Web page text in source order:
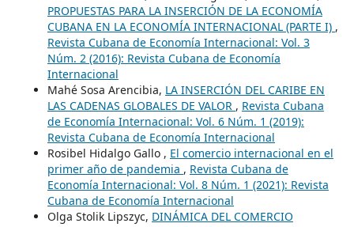
PROPUESTAS PARA LA INSERCIÓN DE LA ECONOMÍA
CUBANA EN LA ECONOMÍA INTERNACIONAL (PARTE I) ,
Revista Cubana de Economía Internacional: Vol. 3
Núm. 2 (2016): Revista Cubana de Economía
Internacional
Mahé Sosa Arencibia, LA INSERCIÓN DEL CARIBE EN
LAS CADENAS GLOBALES DE VALOR , Revista Cubana
de Economía Internacional: Vol. 6 Núm. 1 (2019):
Revista Cubana de Economía Internacional
Rosibel Hidalgo Gallo , El comercio internacional en el
primer año de pandemia , Revista Cubana de
Economía Internacional: Vol. 8 Núm. 1 (2021): Revista
Cubana de Economía Internacional
Olga Stolik Lipszyc, DINÁMICA DEL COMERCIO